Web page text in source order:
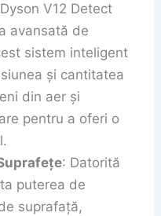
V12 Detect
avansată de
sistem inteligent
și cantitatea
din aer și
pentru a oferi o
: Datorită
puterea de
suprafață,